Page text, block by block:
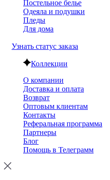
Постельное белье
Одеяла и подушки
Пледы
Для дома
Узнать статус заказа
Коллекции
О компании
Доставка и оплата
Возврат
Оптовым клиентам
Контакты
Реферальная программа
Партнеры
Блог
Помощь в Телеграмм